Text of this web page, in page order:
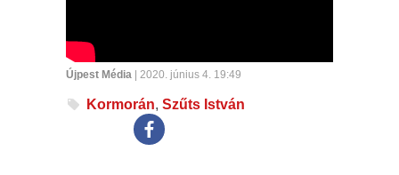
Újpest Média | 2020. június 4. 19:49
Kormorán, Szűts István